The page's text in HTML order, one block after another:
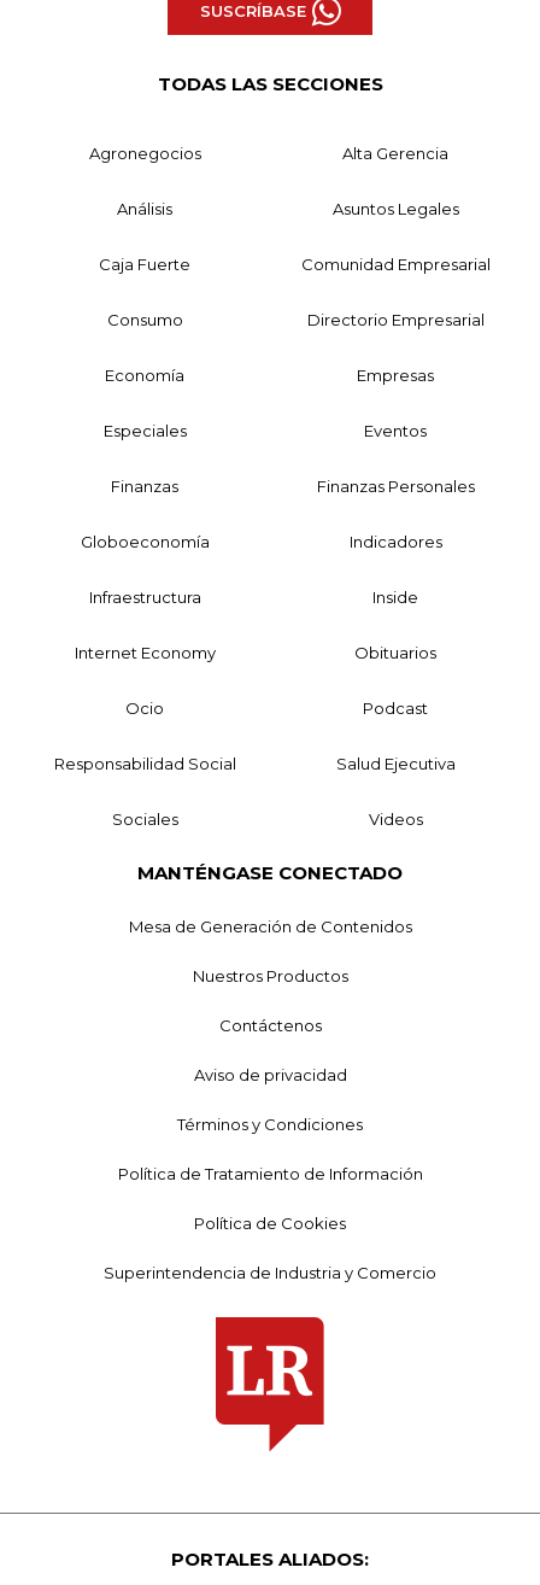
SUSCRÍBASE
TODAS LAS SECCIONES
Agronegocios Alta Gerencia
Análisis Asuntos Legales
Caja Fuerte Comunidad Empresarial
Consumo Directorio Empresarial
Economía Empresas
Especiales Eventos
Finanzas Finanzas Personales
Globoeconomía Indicadores
Infraestructura Inside
Internet Economy Obituarios
Ocio Podcast
Responsabilidad Social Salud Ejecutiva
Sociales Videos
MANTÉNGASE CONECTADO
Mesa de Generación de Contenidos
Nuestros Productos
Contáctenos
Aviso de privacidad
Términos y Condiciones
Política de Tratamiento de Información
Política de Cookies
Superintendencia de Industria y Comercio
PORTALES ALIADOS: